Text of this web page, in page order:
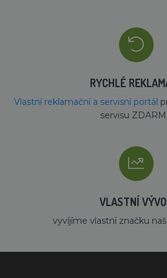
RYCHLÉ
Vlastní reklamační a servisní portál
servisu
VLASTNÍ
vyvíjíme vlastní značku